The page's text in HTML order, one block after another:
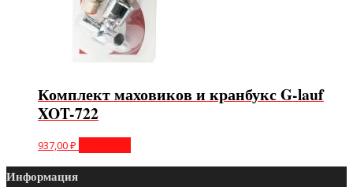
Комплект маховиков и кранбукс G-lauf
XOT-722
937,00₽
Информация